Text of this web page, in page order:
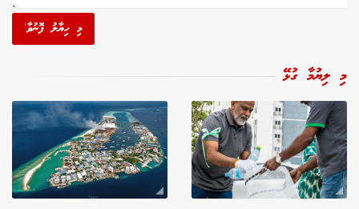
މި ހިޔާލު ފޮނުވާ'
މި ލިޔުމާ ގުޅޭ